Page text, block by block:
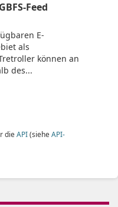
Feed
E-
als
können an
des...
die API(siehe API-